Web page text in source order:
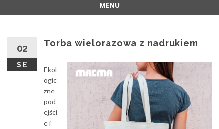
MENU
02
SIE
Torba wielorazowa z nadrukiem
Ekol
ogic
zne
pod
ejści
e i